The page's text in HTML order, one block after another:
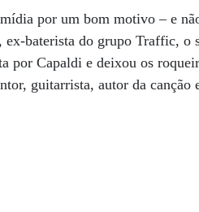
por um bom motivo – e
baterista do grupo Traffic, o
por Capaldi e deixou os
guitarrista, autor da canção